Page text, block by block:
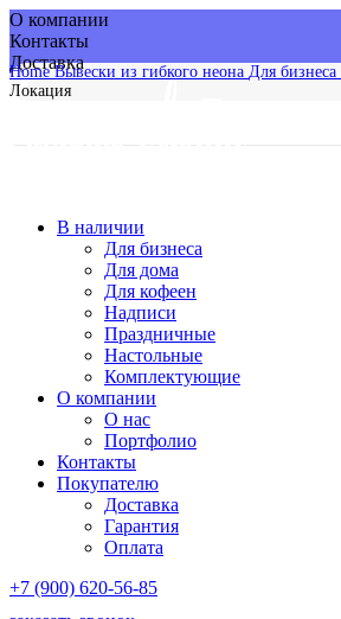
О компании
Контакты
Доставка
В наличии
Для бизнеса
Для дома
Для кофеен
Надписи
Праздничные
Настольные
Комплектующие
О компании
О нас
Портфолио
Контакты
Покупателю
Доставка
Гарантия
Оплата
+7 (900) 620-56-85
HomeВывески из гибкого неона Для бизнеса
Локация